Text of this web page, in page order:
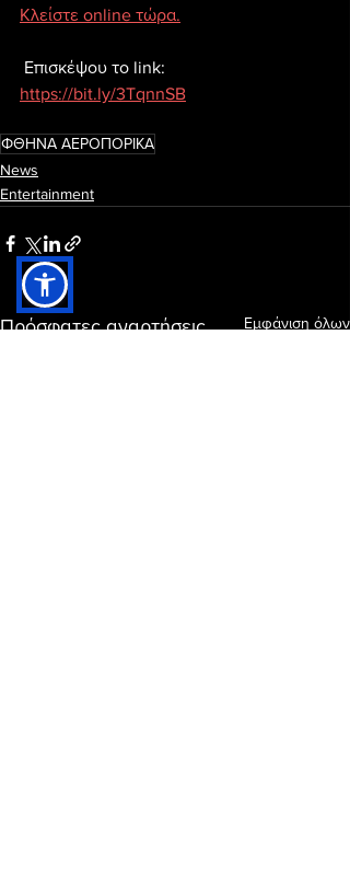
Κλείστε online τώρα.
Επισκέψου το link:
https://bit.ly/3TqnnSB
ΦΘΗΝΑ ΑΕΡΟΠΟΡΙΚΑ
News
Entertainment
Πρόσφατες αναρτήσεις Εμφάνιση όλων